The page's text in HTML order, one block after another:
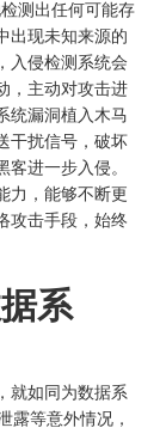
测出任何可能存
出现未知来源的
入侵检测系统会
，主动对攻击进
统漏洞植入木马
干扰信号，破坏
进一步入侵。
力，能够不断更
攻击手段，始终
系
就如同为数据系
露等意外情况，